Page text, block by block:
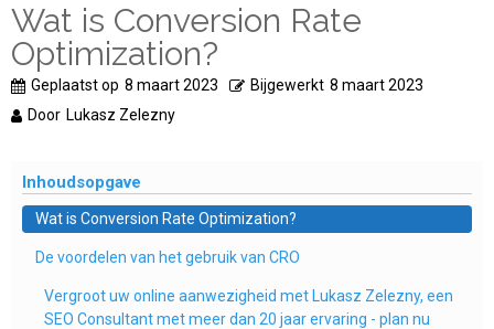
Wat is Conversion Rate
Optimization?
Geplaatst op 8 maart 2023 Bijgewerkt 8 maart 2023
Door Lukasz Zelezny
Inhoudsopgave
Wat is Conversion Rate Optimization?
De voordelen van het gebruik van CRO
Vergroot uw online aanwezigheid met Lukasz Zelezny, een
SEO Consultant met meer dan 20 jaar ervaring - plan nu